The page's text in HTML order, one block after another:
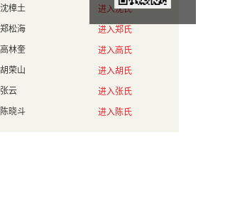
沈樟土
进入沈氏
郑松海
进入郑氏
高林奎
进入高氏
胡荣山
进入胡氏
张云
进入张氏
陈晓斗 进入陈氏